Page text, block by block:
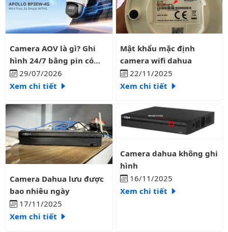
Camera AOV là gì? Ghi hình 24/7 bằng pin có liên tục?
Camera AOV là gì? Ghi
hình 24/7 bằng pin có
liên tục?
29/07/2026
Xem chi tiết
Mật khẩu mặc định camera
Mật khẩu mặc định
camera wifi dahua
22/11/2025
Xem chi tiết
Camera Dahua lưu được bao nhiêu ngày
Camera Dahua lưu được
bao nhiêu ngày
17/11/2025
Xem chi tiết
Camera dahua không ghi hình
Camera dahua không ghi
hình
16/11/2025
Xem chi tiết